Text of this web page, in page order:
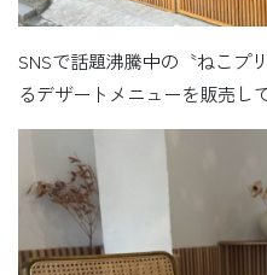
SNSで話題沸騰中の〝ねこプ
るデザートメニューを販売し